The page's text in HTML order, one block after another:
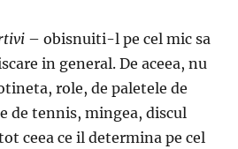
– obisnuiti-l pe cel mic sa
in general. De aceea, nu
role, de paletele de
de tennis, mingea, discul
ceea ce il determina pe cel